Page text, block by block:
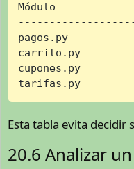
Módulo
pagos.py
carrito.py
cupones.py
tarifas.py
Esta tabla evita
20.6 Analizar